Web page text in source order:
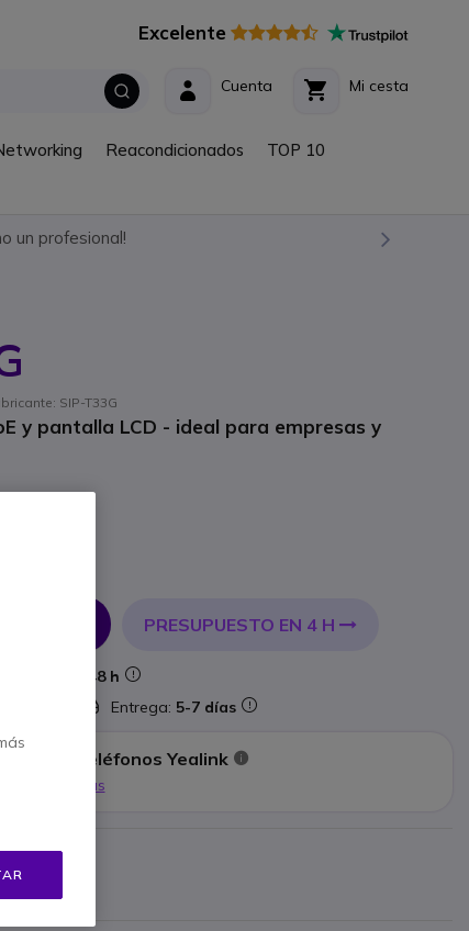
Excelente
Mi cesta
Cuenta
Reacondicionados TOP 10
un profesional!
SIP-T33G
y pantalla LCD - ideal para empresas y
PRESUPUESTO EN 4 H
24/48 h
Entrega: 5-7 días
de teléfonos Yealink
Mostrar más